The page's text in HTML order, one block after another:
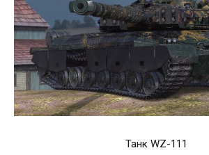
Танк WZ-111